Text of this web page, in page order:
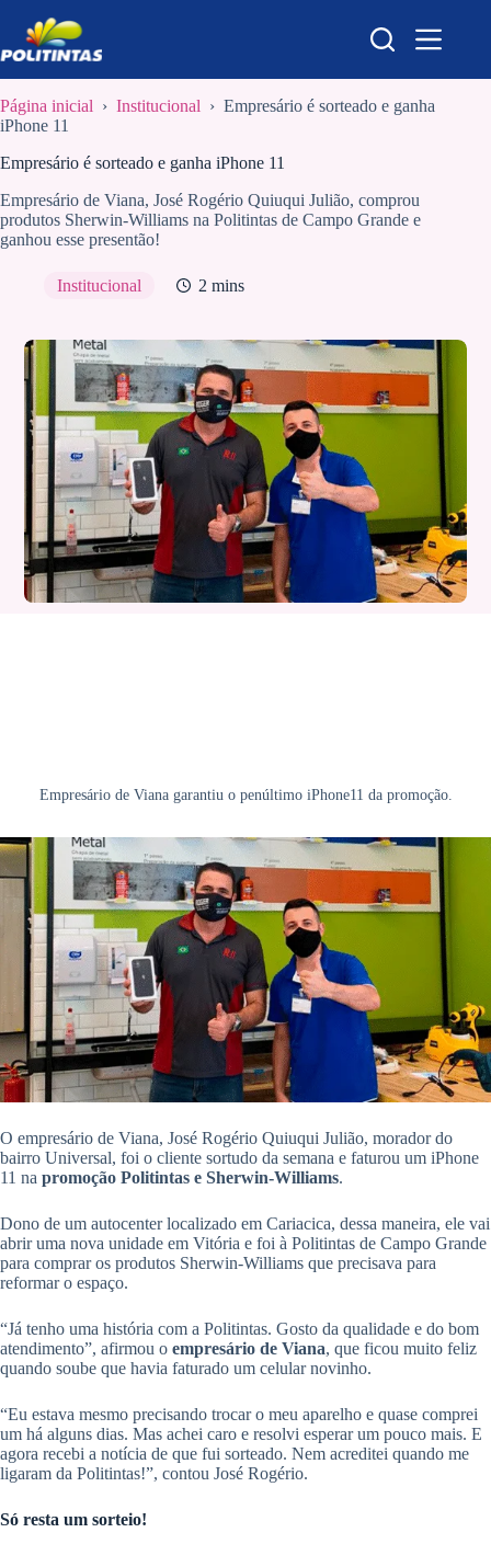
para
o
conteúdo
Página inicial › Institucional › Empresário é sorteado e ganha
iPhone 11
Empresário é sorteado e ganha iPhone 11
Empresário de Viana, José Rogério Quiuqui Julião, comprou
produtos Sherwin-Williams na Politintas de Campo Grande e
ganhou esse presentão!
Institucional 2 mins
Empresário de Viana garantiu o penúltimo iPhone11 da promoção.
O empresário de Viana, José Rogério Quiuqui Julião, morador do
bairro Universal, foi o cliente sortudo da semana e faturou um iPhone
11 na promoção Politintas e Sherwin-Williams.
Dono de um autocenter localizado em Cariacica, dessa maneira, ele vai
abrir uma nova unidade em Vitória e foi à Politintas de Campo Grande
para comprar os produtos Sherwin-Williams que precisava para
reformar o espaço.
“Já tenho uma história com a Politintas. Gosto da qualidade e do bom
atendimento”, afirmou o empresário de Viana, que ficou muito feliz
quando soube que havia faturado um celular novinho.
“Eu estava mesmo precisando trocar o meu aparelho e quase comprei
um há alguns dias. Mas achei caro e resolvi esperar um pouco mais. E
agora recebi a notícia de que fui sorteado. Nem acreditei quando me
ligaram da Politintas!”, contou José Rogério.
Só resta um sorteio!